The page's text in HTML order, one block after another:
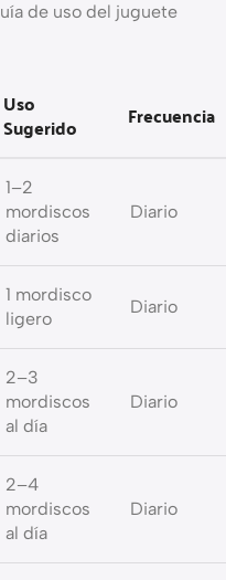
de uso del juguete
Uso
Sugerido Frecuencia
1–2
mordiscos
diarios
Diario
1 mordisco
ligero
Diario
2–3
mordiscos
al día
Diario
2–4
mordiscos
al día
Diario